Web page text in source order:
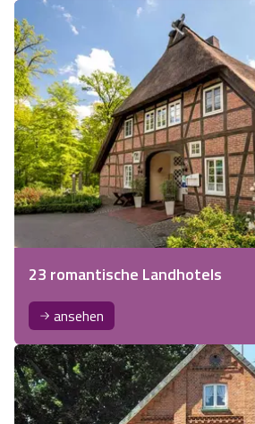
23 romantische Landhotels
ansehen